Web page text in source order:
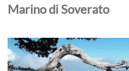
Marino di Soverato